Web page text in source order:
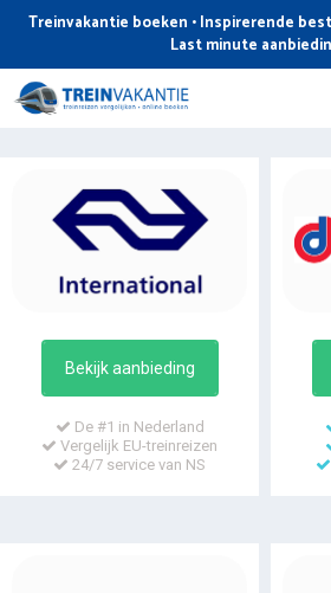
de
inhoud
Treinvakantie boeken • Inspirerende
Last minute
Bekijk aanbieding
De #1 in Nederland
Vergelijk EU-treinreizen
24/7 service van NS